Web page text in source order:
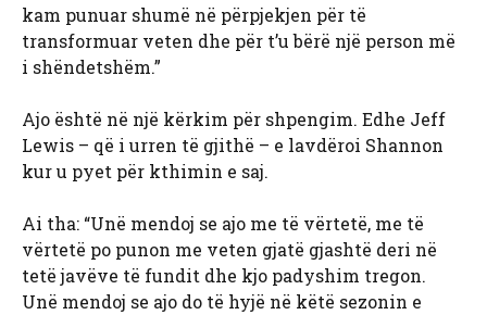
kam punuar shumë në përpjekjen për të
transformuar veten dhe për t’u bërë një person më
i shëndetshëm.”
Ajo është në një kërkim për shpengim. Edhe Jeff
Lewis – që i urren të gjithë – e lavdëroi Shannon
kur u pyet për kthimin e saj.
Ai tha: “Unë mendoj se ajo me të vërtetë, me të
vërtetë po punon me veten gjatë gjashtë deri në
tetë javëve të fundit dhe kjo padyshim tregon.
Unë mendoj se ajo do të hyjë në këtë sezonin e